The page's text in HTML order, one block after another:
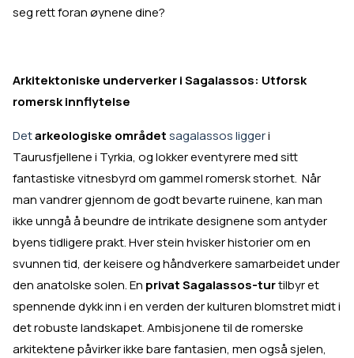
seg rett foran øynene dine?
Arkitektoniske underverker i Sagalassos: Utforsk
romersk innflytelse
Detarkeologiske områdetsagalassos liggeri
Taurusfjellene i Tyrkia, og lokker eventyrere med sitt
fantastiske vitnesbyrd om gammel romersk storhet. Når
man vandrer gjennom de godt bevarte ruinene, kan man
ikke unngå å beundre de intrikate designene som antyder
byens tidligere prakt. Hver stein hvisker historier om en
svunnen tid, der keisere og håndverkere samarbeidet under
den anatolske solen. En privat Sagalassos-turtilbyr et
spennende dykk inn i en verden der kulturen blomstret midt i
det robuste landskapet. Ambisjonene til de romerske
arkitektene påvirker ikke bare fantasien, men også sjelen,